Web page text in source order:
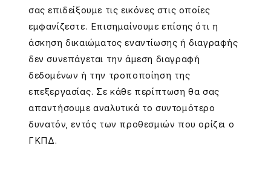
σας επιδείξουμε τις εικόνες στις οποίες
εμφανίζεστε. Επισημαίνουμε επίσης ότι η
άσκηση δικαιώματος εναντίωσης ή διαγραφής
δεν συνεπάγεται την άμεση διαγραφή
δεδομένων ή την τροποποίηση της
επεξεργασίας. Σε κάθε περίπτωση θα σας
απαντήσουμε αναλυτικά το συντομότερο
δυνατόν, εντός των προθεσμιών που ορίζει ο
ΓΚΠΔ.